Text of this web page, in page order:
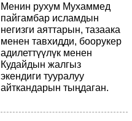
Менин рухум Мухаммед
пайгамбар исламдын
негизги аяттарын, тазаака
менен тавхидди, боорукер
адилеттүүлүк менен
Кудайдын жалгыз
экендиги тууралуу
айткандарын тыңдаган.